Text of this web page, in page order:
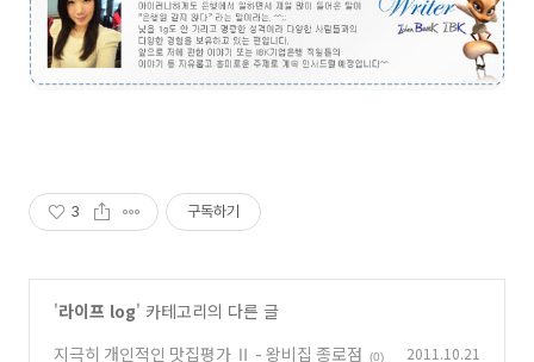
3 구독하기
'라이프 log' 카테고리의 다른 글
지극히 개인적인 맛집평가 Ⅱ - 왕비집 종로점
(0) 2011.10.21